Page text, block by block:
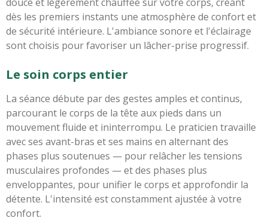
dès les premiers instants une atmosphère de confort et
de sécurité intérieure. L'ambiance sonore et l'éclairage
sont choisis pour favoriser un lâcher-prise progressif.
Le soin corps entier
La séance débute par des gestes amples et continus,
parcourant le corps de la tête aux pieds dans un
mouvement fluide et ininterrompu. Le praticien travaille
avec ses avant-bras et ses mains en alternant des
phases plus soutenues — pour relâcher les tensions
musculaires profondes — et des phases plus
enveloppantes, pour unifier le corps et approfondir la
détente. L'intensité est constamment ajustée à votre
confort.